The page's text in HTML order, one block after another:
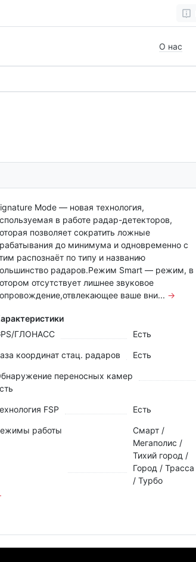
О нас
Mode — новая технология,
в работе радар-детекторов,
позволяет сократить ложные
до минимума и одновременно с
распознаёт по типу и названию
радаров.Режим Smart — режим, в
отсутствует лишнее звуковое
ваше вни... →
ГЛОНАСС
Есть
координат стац. радаров Есть
переносных камер
FSP Есть
работы
Смарт /
Мегаполис /
Тихий город /
Город / Трасса
/ Турбо